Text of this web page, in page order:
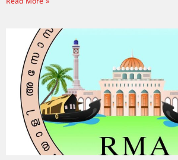
Read More »